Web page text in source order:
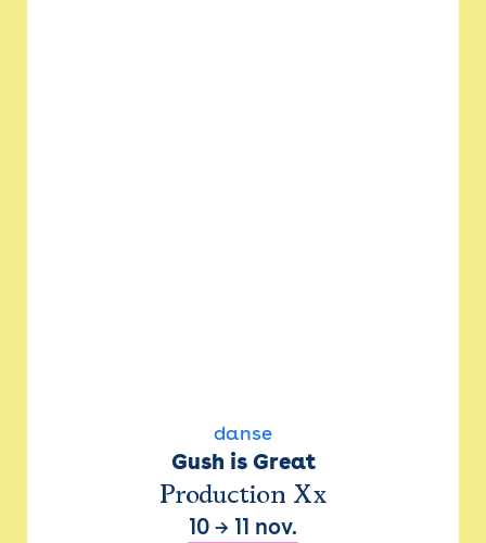
danse
Gush is Great
Production Xx
10 → 11 nov.